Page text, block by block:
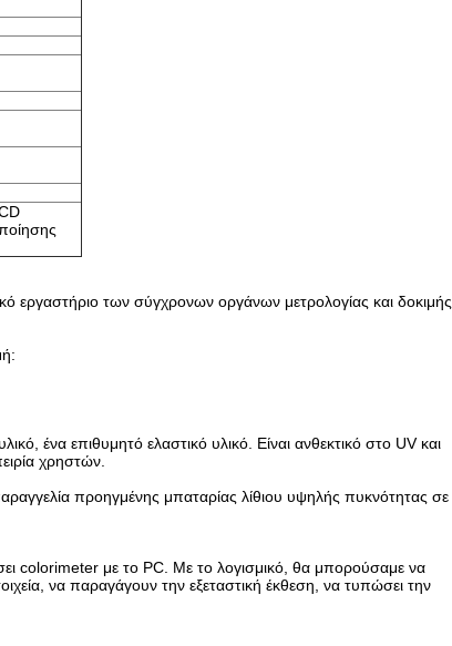
εργαστήριο των σύγχρονων οργάνων μετρολογίας και δοκιμής
ένα επιθυμητό ελαστικό υλικό. Είναι ανθεκτικό στο UV και
χρηστών.
προηγμένης μπαταρίας λίθιου υψηλής πυκνότητας σε
colorimeter με το PC. Με το λογισμικό, θα μπορούσαμε να
να παραγάγουν την εξεταστική έκθεση, να τυπώσει την